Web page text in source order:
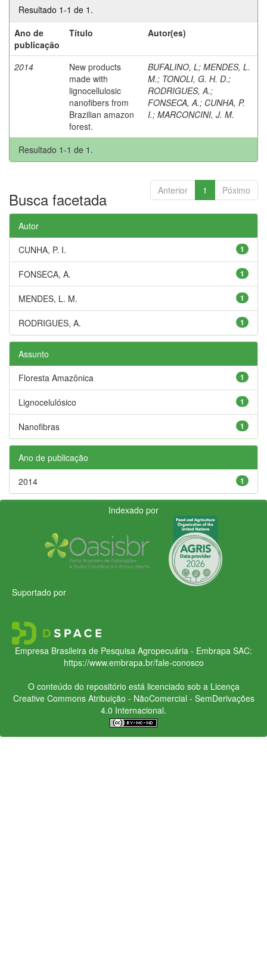
Resultado 1-1 de 1.
Ano de
publicação
Título Autor(es)
2014
New products
made with
lignocellulosic
nanofibers from
Brazilian amazon
forest.
BUFALINO, L; MENDES, L.
M.; TONOLI, G. H. D.;
RODRIGUES, A.;
FONSECA, A.; CUNHA, P.
I.; MARCONCINI, J. M.
Resultado 1-1 de 1.
Anterior 1 Póximo
Busca facetada
Autor
1
CUNHA, P. I.
1
FONSECA, A.
1
MENDES, L. M.
1
RODRIGUES, A.
Assunto
1
Floresta Amazônica
1
Lignocelulósico
1
Nanofibras
Ano de publicação
1
2014
Indexado por
Suportado por
Empresa Brasileira de Pesquisa Agropecuária - Embrapa SAC:
https://www.embrapa.br/fale-conosco
O conteúdo do repositório está licenciado sob a Licença
Creative CommonsAtribuição - NãoComercial - SemDerivações
4.0 Internacional.